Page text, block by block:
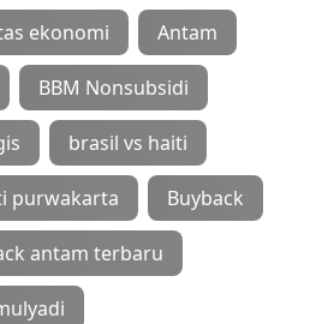
ekonomi Antam
BBM Nonsubsidi
brasil vs haiti
purwakarta Buyback
antam terbaru